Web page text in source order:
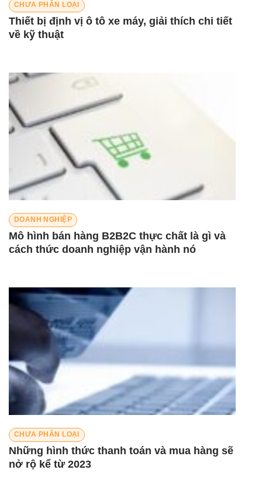
CHƯA PHÂN LOẠI
Thiết bị định vị ô tô xe máy, giải thích chi tiết
về kỹ thuật
DOANH NGHIỆP
Mô hình bán hàng B2B2C thực chất là gì và
cách thức doanh nghiệp vận hành nó
CHƯA PHÂN LOẠI
Những hình thức thanh toán và mua hàng sẽ
nở rộ kể từ 2023